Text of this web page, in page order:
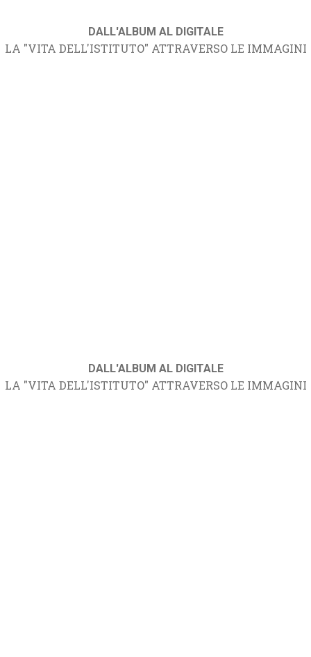
DALL'ALBUM AL DIGITALE
LA "VITA DELL'ISTITUTO" ATTRAVERSO LE IMMAGINI
DALL'ALBUM AL DIGITALE
LA "VITA DELL'ISTITUTO" ATTRAVERSO LE IMMAGINI